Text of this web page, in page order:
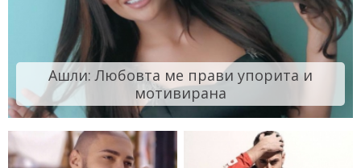
Ашли: Любовта ме прави упорита и
мотивирана